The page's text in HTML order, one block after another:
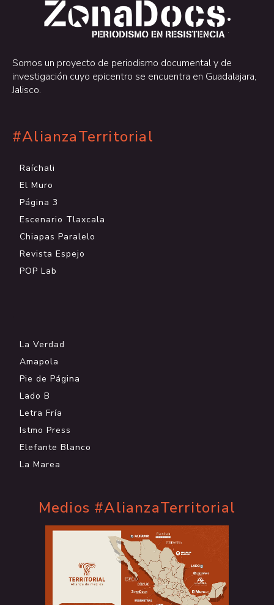
.
.
Somos un proyecto de periodismo documental y de
investigación cuyo epicentro se encuentra en Guadalajara,
Jalisco.
#AlianzaTerritorial
Raíchali
El Muro
Página 3
Escenario Tlaxcala
Chiapas Paralelo
Revista Espejo
POP Lab
La Verdad
Amapola
Pie de Página
Lado B
Letra Fría
Istmo Press
Elefante Blanco
La Marea
Medios #AlianzaTerritorial